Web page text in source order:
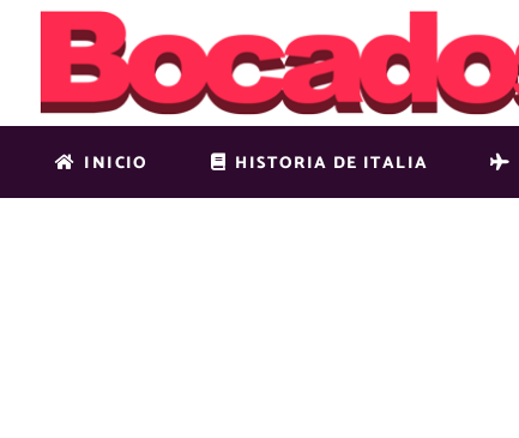
INICIO HISTORIA DE ITALIA